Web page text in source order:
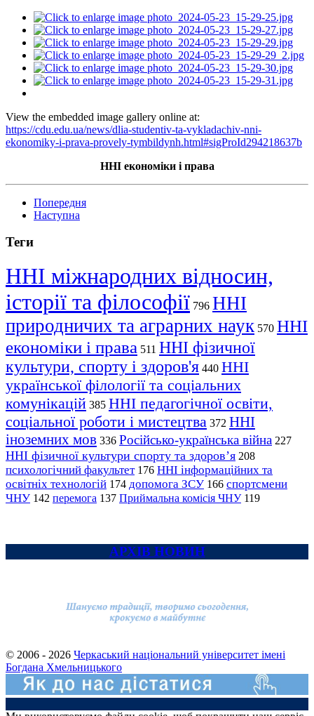
View the embedded image gallery online at:
https://cdu.edu.ua/news/dlia-studentiv-ta-vykladachiv-nni-
ekonomiky-i-prava-provely-tymbildynh.html#sigProId294218637b
ННІ економіки іправа
Попередня
Наступна
Теги
ННІ міжнародних відносин,
історії та філософії 796 ННІ
природничих та аграрних наук 570 ННІ
економіки і права 511 ННІ фізичної
культури, спорту і здоров'я 440 ННІ
української філології та соціальних
комунікацій 385 ННІ педагогічної освіти,
соціальної роботи і мистецтва 372 ННІ
іноземних мов 336 Російсько-українська війна 227
ННІ фізичної культури спорту та здоров’я 208
психологічний факультет 176 ННІ інформаційних та
освітніх технологій 174 допомога ЗСУ 166 спортсмени
ЧНУ 142 перемога 137 Приймальна комісія ЧНУ 119
АРХІВ НОВИН
© 2006 - 2026 Черкаський національний університет імені
Богдана Хмельницького